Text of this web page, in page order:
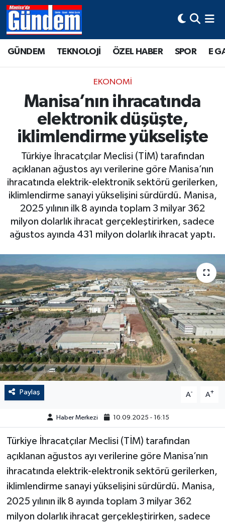
GÜNDEM TEKNOLOJİ ÖZEL HABER SPOR E
EKONOMİ
Manisa’nın ihracatında
elektronik düşüşte,
iklimlendirme yükselişte
Türkiye İhracatçılar Meclisi (TİM) tarafından
açıklanan ağustos ayı verilerine göre Manisa’nın
ihracatında elektrik-elektronik sektörü gerilerken,
iklimlendirme sanayi yükselişini sürdürdü. Manisa,
2025 yılının ilk 8 ayında toplam 3 milyar 362
milyon dolarlık ihracat gerçekleştirirken, sadece
ağustos ayında 431 milyon dolarlık ihracat yaptı.
Paylaş A- A+
Haber Merkezi 10.09.2025 - 16:15
Türkiye İhracatçılar Meclisi (TİM) tarafından
açıklanan ağustos ayı verilerine göre Manisa’nın
ihracatında elektrik-elektronik sektörü gerilerken,
iklimlendirme sanayi yükselişini sürdürdü. Manisa,
2025 yılının ilk 8 ayında toplam 3 milyar 362
milyon dolarlık ihracat gerçekleştirirken, sadece
Manisa Hava Durumu
Tüm Manşetler
Son Dakika Haberleri
Haber Arşivi